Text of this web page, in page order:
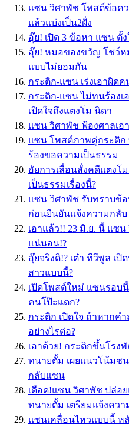
แซน วิศาพัช โพสต์ข้อค
แล้วแบ่งเป็น2ฝั่ง
อุ๊ย! เปิด 3 ข้อหา แซน ตั้
อุ๊ย! หมอของขวัญ โชว์ห
แบบไม่ยอมกัน
กระติก-แซน เร่งเอาผิด
กระติก-แซน ไม่ทนร้องเ
เปิดใจถึงแตงโม นิดา
แซน วิศาพัช ฟ้องศาลเ
แซน โพสต์ภาพคู่กระติก
ร้องขอความเป็นธรรม
อัยการเลื่อนสั่งคดีแตงโ
เป็นธรรมเรื่องนี้?
แซน วิศาพัช รับทราบข้
ก่อนยืนยันแจ้งความกลับ
เอาแล้ว!! 23 มิ.ย. นี้ แซ
แน่นอน!?
อุ๊ยจริงดิ!? เต๋า ทีวีพูล เ
สาวแบบนี้?
เปิดโพสต์ใหม่ แซนรอบ
คนโป๊ะแตก?
กระติก เปิดใจ ถ้าหากค
อย่างไรต่อ?
เอาด้วย! กระติกขึ้นโรง
ทนายตั้ม เผยแนวโน้มช
กลับแซน
เดือด!แซน วิศาพัช ปล่อ
ทนายตั้ม เตรียมแจ้งควา
แซนเคลื่อนไหวแบบนี้ ห